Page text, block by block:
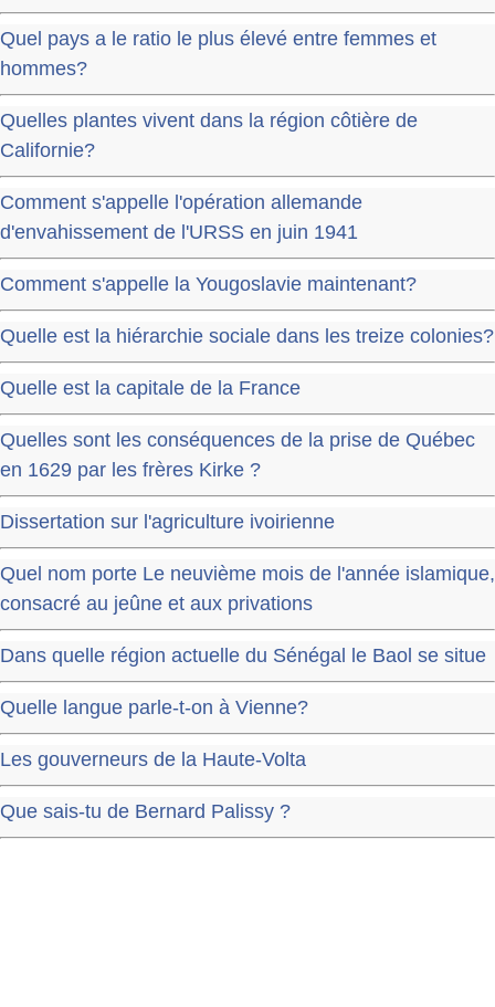
Quel pays a le ratio le plus élevé entre femmes et
hommes?
Quelles plantes vivent dans la région côtière de
Californie?
Comment s'appelle l'opération allemande
d'envahissement de l'URSS en juin 1941
Comment s'appelle la Yougoslavie maintenant?
Quelle est la hiérarchie sociale dans les treize colonies?
Quelle est la capitale de la France
Quelles sont les conséquences de la prise de Québec
en 1629 par les frères Kirke ?
Dissertation sur l'agriculture ivoirienne
Quel nom porte Le neuvième mois de l'année islamique,
consacré au jeûne et aux privations
Dans quelle région actuelle du Sénégal le Baol se situe
Quelle langue parle-t-on à Vienne?
Les gouverneurs de la Haute-Volta
Que sais-tu de Bernard Palissy ?